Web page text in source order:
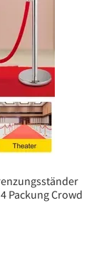
Packung Crowd